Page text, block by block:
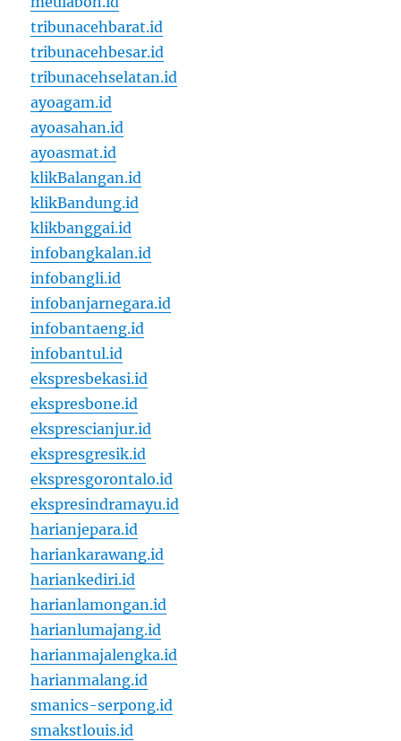
tribunacehbarat.id
tribunacehbesar.id
tribunacehselatan.id
ayoagam.id
ayoasahan.id
ayoasmat.id
klikBalangan.id
klikBandung.id
klikbanggai.id
infobangkalan.id
infobangli.id
infobanjarnegara.id
infobantaeng.id
infobantul.id
ekspresbekasi.id
ekspresbone.id
eksprescianjur.id
ekspresgresik.id
ekspresgorontalo.id
ekspresindramayu.id
harianjepara.id
hariankarawang.id
hariankediri.id
harianlamongan.id
harianlumajang.id
harianmajalengka.id
harianmalang.id
smanics-serpong.id
smakstlouis.id